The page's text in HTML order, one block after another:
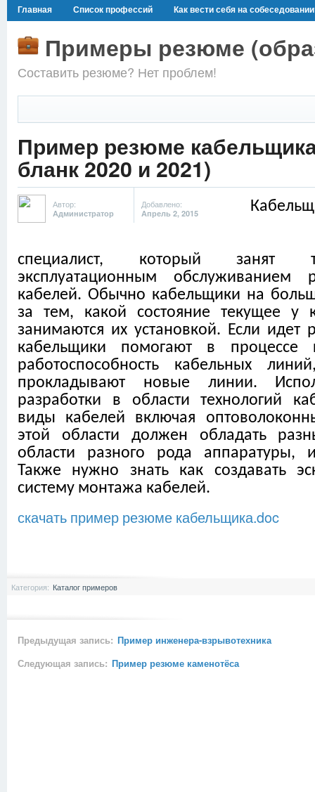
Главная Список профессий Как вести себя на
Примеры резюме
Составить резюме? Нет проблем!
Пример резюме
бланк 2020 и 2021)
Автор:
Администратор
Добавлено:
Апрель 2, 2015
специалист, который занят
эксплуатационным обслуживанием
кабелей. Обычно кабельщики на
за тем, какой состояние текущее у
занимаются их установкой. Если идет
кабельщики помогают в процессе
работоспособность кабельных
прокладывают новые линии.
разработки в области технологий
виды кабелей включая
этой области должен обладать
области разного рода аппаратуры, и
Также нужно знать как создавать
систему монтажа кабелей.
скачать пример резюме кабельщика.doc
Категория: Каталог примеров
Предыдущая запись: Пример инженера-взрывотехника
Следующая запись: Пример резюме каменотёса